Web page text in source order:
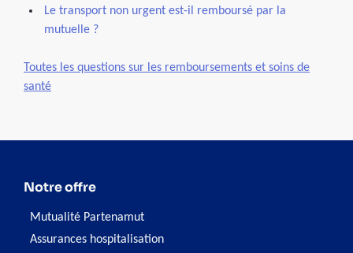
Le transport non urgent est-il remboursé par la
mutuelle ?
Toutes les questions sur les remboursements et soins de
santé
Notre offre
Mutualité Partenamut
Assurances hospitalisation